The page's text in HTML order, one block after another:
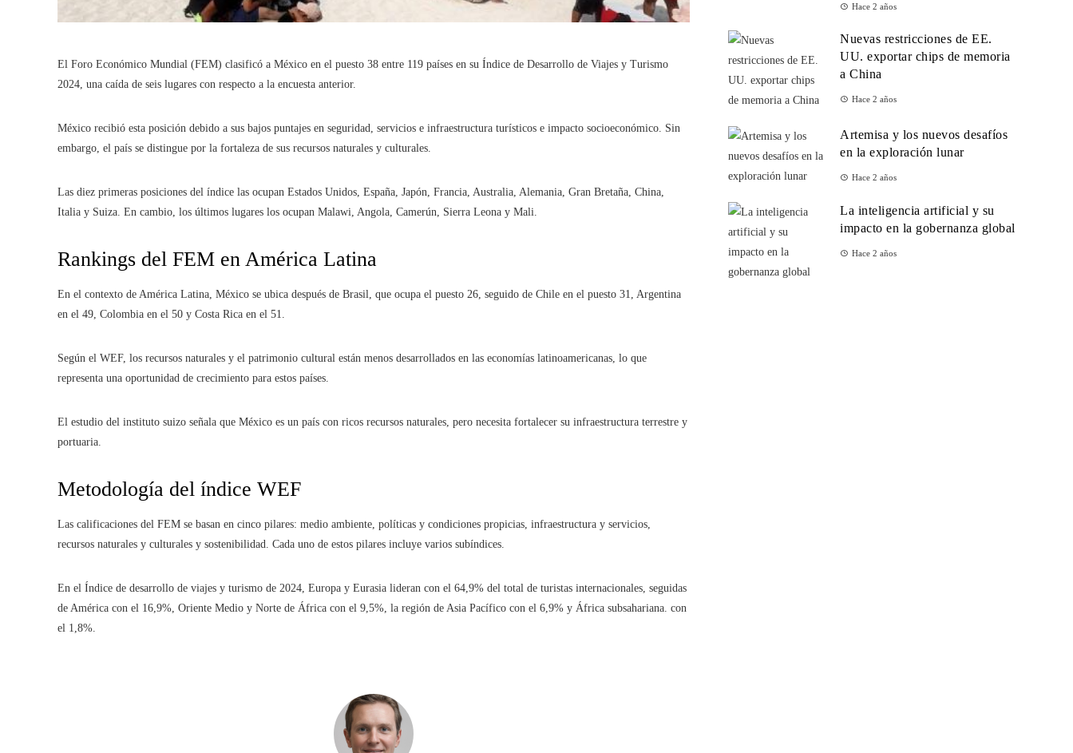
El Foro Económico Mundial (FEM) clasificó a México en el puesto 38 entre 119 países en su Índice de Desarrollo de Viajes y Turismo
2024, una caída de seis lugares con respecto a la encuesta anterior.
México recibió esta posición debido a sus bajos puntajes en seguridad, servicios e infraestructura turísticos e impacto socioeconómico. Sin
embargo, el país se distingue por la fortaleza de sus recursos naturales y culturales.
Las diez primeras posiciones del índice las ocupan Estados Unidos, España, Japón, Francia, Australia, Alemania, Gran Bretaña, China,
Italia y Suiza. En cambio, los últimos lugares los ocupan Malawi, Angola, Camerún, Sierra Leona y Mali.
Rankings del FEM en América Latina
En el contexto de América Latina, México se ubica después de Brasil, que ocupa el puesto 26, seguido de Chile en el puesto 31, Argentina
en el 49, Colombia en el 50 y Costa Rica en el 51.
Según el WEF, los recursos naturales y el patrimonio cultural están menos desarrollados en las economías latinoamericanas, lo que
representa una oportunidad de crecimiento para estos países.
El estudio del instituto suizo señala que México es un país con ricos recursos naturales, pero necesita fortalecer su infraestructura terrestre y
portuaria.
Metodología del índice WEF
Las calificaciones del FEM se basan en cinco pilares: medio ambiente, políticas y condiciones propicias, infraestructura y servicios,
recursos naturales y culturales y sostenibilidad. Cada uno de estos pilares incluye varios subíndices.
En el Índice de desarrollo de viajes y turismo de 2024, Europa y Eurasia lideran con el 64,9% del total de turistas internacionales, seguidas
de América con el 16,9%, Oriente Medio y Norte de África con el 9,5%, la región de Asia Pacífico con el 6,9% y África subsahariana. con
el 1,8%.
Hace 2 años
Nuevas restricciones de EE.
UU. exportar chips de memoria
a China
Hace 2 años
Artemisa y los nuevos desafíos
en la exploración lunar
Hace 2 años
La inteligencia artificial y su
impacto en la gobernanza global
Hace 2 años